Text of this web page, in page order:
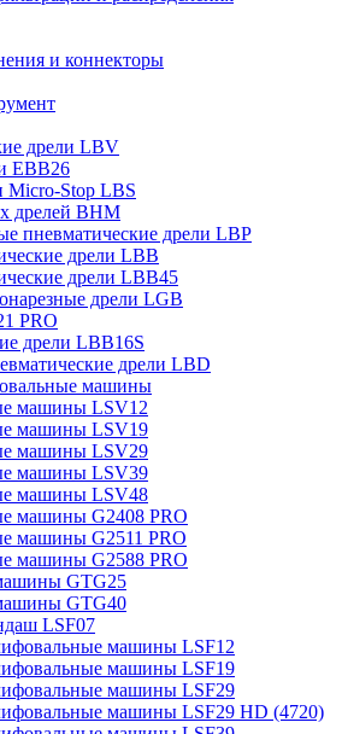
и коннекторы
дрели LBV
EBB26
Micro-Stop LBS
дрелей BHM
пневматические дрели LBP
дрели LBB
дрели LBB45
дрели LGB
PRO
дрели LBB16S
дрели LBD
машины
машины LSV12
машины LSV19
машины LSV29
машины LSV39
машины LSV48
машины G2408 PRO
машины G2511 PRO
машины G2588 PRO
GTG25
GTG40
LSF07
машины LSF12
машины LSF19
машины LSF29
машины LSF29 HD (4720)